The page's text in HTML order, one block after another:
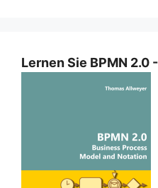
Lernen Sie BPMN 2.0